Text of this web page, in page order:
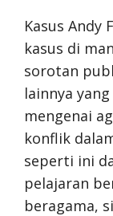
Kasus Andy
kasus di
sorotan
lainnya
mengenai
konflik
seperti ini
pelajaran
beragama,